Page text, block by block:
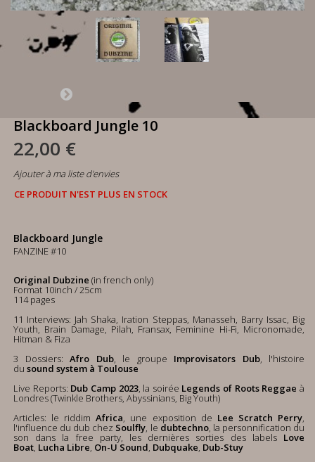
Blackboard Jungle 10
22,00 €
Ajouter à ma liste d'envies
CE PRODUIT N'EST PLUS EN STOCK
Blackboard Jungle
FANZINE #10
Original Dubzine (in french only)
Format 10inch / 25cm
114 pages
11 Interviews: Jah Shaka, Iration Steppas, Manasseh, Barry Issac, Big
Youth, Brain Damage, Pilah, Fransax, Feminine Hi-Fi, Micronomade,
Hitman & Fiza
3 Dossiers: Afro Dub, le groupe Improvisators Dub, l'histoire
du sound system à Toulouse
Live Reports: Dub Camp 2023, la soirée Legends of Roots Reggae à
Londres (Twinkle Brothers, Abyssinians, Big Youth)
Articles: le riddimAfrica, une exposition de Lee Scratch Perry,
l'influence du dub chez Soulfly, le dubtechno, la personnification du
son dans la free party, les dernières sorties des labels Love
Boat, Lucha Libre, On-U Sound, Dubquake, Dub-Stuy